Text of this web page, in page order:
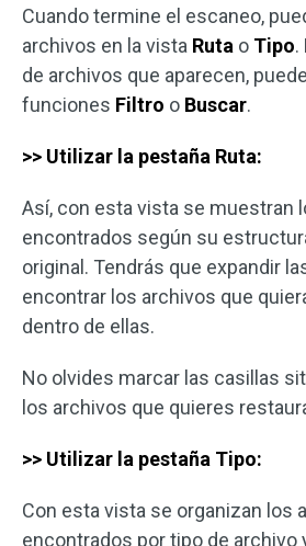
Cuando termine el escaneo,
archivos en la vista Ruta o Tipo.
de archivos que aparecen,
funciones Filtro o Buscar.
>> Utilizar la pestaña Ruta:
Así, con esta vista se muestran
encontrados según su
original. Tendrás que expandir
encontrar los archivos que
dentro de ellas.
No olvides marcar las casillas
los archivos que quieres
>> Utilizar la pestaña Tipo:
Con esta vista se organizan los
encontrados por tipo de archivo